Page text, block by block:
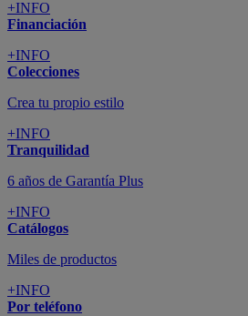
+INFO
Financiación
+INFO
Colecciones
Crea tu propio estilo
+INFO
Tranquilidad
6 años de Garantía Plus
+INFO
Catálogos
Miles de productos
+INFO
Por teléfono